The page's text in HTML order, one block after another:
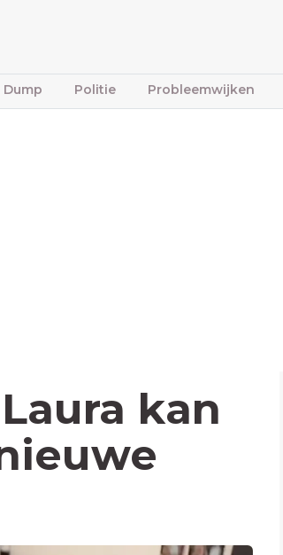
Dump Politie Probleemwijken
kan